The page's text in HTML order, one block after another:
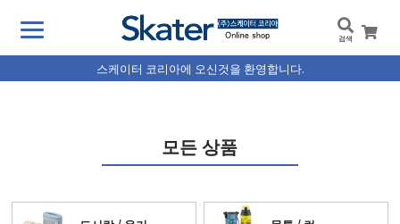
스케이터 코리아에 오신것을 환영합니다.
모든 상품
검색